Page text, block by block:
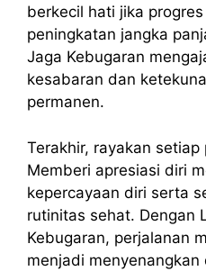
berkecil hati jika
peningkatan jangka
Jaga Kebugaran
kesabaran dan
permanen.
Terakhir, rayakan setiap
Memberi apresiasi diri
kepercayaan diri serta
rutinitas sehat. Dengan
Kebugaran, perjalanan
menjadi